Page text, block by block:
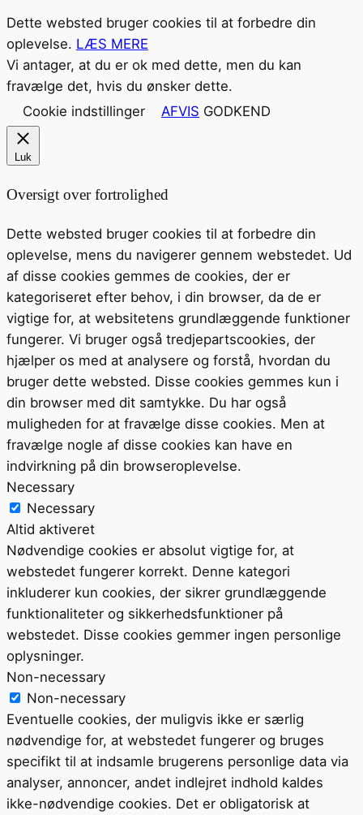
Dette websted bruger cookies til at forbedre din
oplevelse. LÆS MERE
Vi antager, at du er ok med dette, men du kan
fravælge det, hvis du ønsker dette.
Cookie indstillinger
AFVIS GODKEND
Luk
Oversigt over fortrolighed
Dette websted bruger cookies til at forbedre din
oplevelse, mens du navigerer gennem webstedet. Ud
af disse cookies gemmes de cookies, der er
kategoriseret efter behov, i din browser, da de er
vigtige for, at websitetens grundlæggende funktioner
fungerer. Vi bruger også tredjepartscookies, der
hjælper os med at analysere og forstå, hvordan du
bruger dette websted. Disse cookies gemmes kun i
din browser med dit samtykke. Du har også
muligheden for at fravælge disse cookies. Men at
fravælge nogle af disse cookies kan have en
indvirkning på din browseroplevelse.
Necessary
Necessary
Altid aktiveret
Nødvendige cookies er absolut vigtige for, at
webstedet fungerer korrekt. Denne kategori
inkluderer kun cookies, der sikrer grundlæggende
funktionaliteter og sikkerhedsfunktioner på
webstedet. Disse cookies gemmer ingen personlige
oplysninger.
Non-necessary
Non-necessary
Eventuelle cookies, der muligvis ikke er særlig
nødvendige for, at webstedet fungerer og bruges
specifikt til at indsamle brugerens personlige data via
analyser, annoncer, andet indlejret indhold kaldes
ikke-nødvendige cookies. Det er obligatorisk at